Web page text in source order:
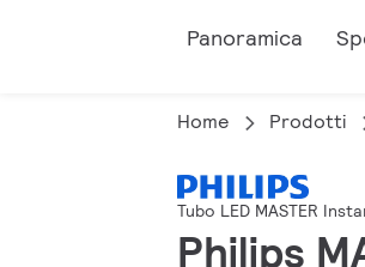
Panoramica
Home Prodotti
Tubo LED MASTER
Philips